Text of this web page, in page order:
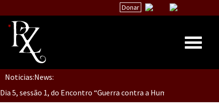
Donar
Inicio
Quiénes Somos
Noticias:News:
Dia 5, Sessão 2, Encontro “Guerra contra la Humanidad”
Dia 5, sessão 1, do Encontro “Guerra contra a Humanidade”(As